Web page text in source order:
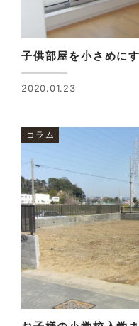
子供部屋を小さめに
2020.01.23
コラム